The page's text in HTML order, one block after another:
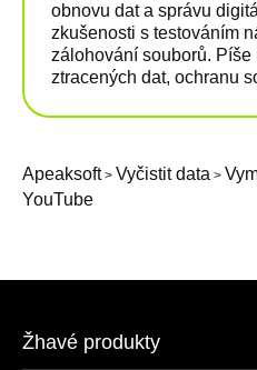
obnovu dat a správu
zkušenosti s testováním
zálohování souborů. Píše
ztracených dat, ochranu
Apeaksoft> Vyčistit data >
YouTube
Žhavé produkty